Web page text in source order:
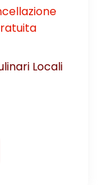
Locali